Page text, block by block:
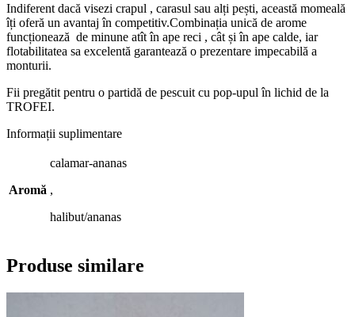
Indiferent dacă visezi crapul , carasul sau alți pești, această momeală
îți oferă un avantaj în competitiv.Combinația unică de arome
funcționează de minune atît în ape reci , cât și în ape calde, iar
flotabilitatea sa excelentă garantează o prezentare impecabilă a
monturii.
Fii pregătit pentru o partidă de pescuit cu pop-upul în lichid de la
TROFEI.
Informații suplimentare
Aromă
calamar-ananas
,
halibut/ananas
Produse similare